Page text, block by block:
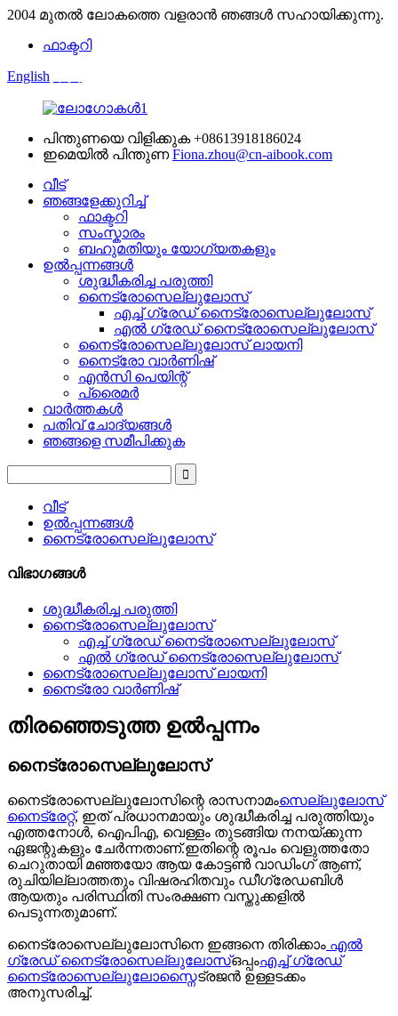
2004 മുതൽ ലോകത്തെ വളരാൻ ഞങ്ങൾ സഹായിക്കുന്നു.
ഫാക്ടറി
English
പിന്തുണയെ വിളിക്കുക +08613918186024
ഇമെയിൽ പിന്തുണ Fiona.zhou@cn-aibook.com
വീട്
ഞങ്ങളേക്കുറിച്ച്
ഫാക്ടറി
സംസ്കാരം
ബഹുമതിയും യോഗ്യതകളും
ഉൽപ്പന്നങ്ങൾ
ശുദ്ധീകരിച്ച പരുത്തി
നൈട്രോസെല്ലുലോസ്
എച്ച് ഗ്രേഡ് നൈട്രോസെല്ലുലോസ്
എൽ ഗ്രേഡ് നൈട്രോസെല്ലുലോസ്
നൈട്രോസെല്ലുലോസ് ലായനി
നൈട്രോ വാർണിഷ്
എൻ‌സി പെയിന്റ്
പ്രൈമർ
വാർത്തകൾ
പതിവ് ചോദ്യങ്ങൾ
ഞങ്ങളെ സമീപിക്കുക
വീട്
ഉൽപ്പന്നങ്ങൾ
നൈട്രോസെല്ലുലോസ്
വിഭാഗങ്ങൾ
ശുദ്ധീകരിച്ച പരുത്തി
നൈട്രോസെല്ലുലോസ്
എച്ച് ഗ്രേഡ് നൈട്രോസെല്ലുലോസ്
എൽ ഗ്രേഡ് നൈട്രോസെല്ലുലോസ്
നൈട്രോസെല്ലുലോസ് ലായനി
നൈട്രോ വാർണിഷ്
തിരഞ്ഞെടുത്ത ഉൽപ്പന്നം
നൈട്രോസെല്ലുലോസ്
നൈട്രോസെല്ലുലോസിന്റെ രാസനാമംസെല്ലുലോസ്
നൈട്രേറ്റ്, ഇത് പ്രധാനമായും ശുദ്ധീകരിച്ച പരുത്തിയും
എത്തനോൾ, ഐപിഎ, വെള്ളം തുടങ്ങിയ നനയ്ക്കുന്ന
ഏജന്റുകളും ചേർന്നതാണ്.ഇതിന്റെ രൂപം വെളുത്തതോ
ചെറുതായി മഞ്ഞയോ ആയ കോട്ടൺ വാഡിംഗ് ആണ്,
രുചിയില്ലാത്തതും വിഷരഹിതവും ഡീഗ്രേഡബിൾ
ആയതും പരിസ്ഥിതി സംരക്ഷണ വസ്തുക്കളിൽ
പെടുന്നതുമാണ്.
നൈട്രോസെല്ലുലോസിനെ ഇങ്ങനെ തിരിക്കാം എൽ
ഗ്രേഡ് നൈട്രോസെല്ലുലോസ്ഒപ്പംഎച്ച് ഗ്രേഡ്
നൈട്രോസെല്ലുലോസ്നൈട്രജൻ ഉള്ളടക്കം
അനുസരിച്ച്.